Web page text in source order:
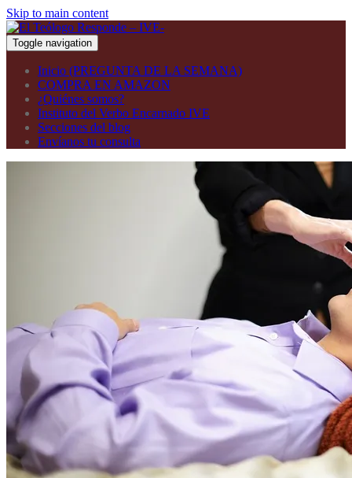
Skip to main content
Toggle navigation
Inicio (PREGUNTA DE LA SEMANA)
COMPRA EN AMAZON
¿Quiénes somos?
Instituto del Verbo Encarnado IVE
Secciones del blog
Envíanos tu consulta